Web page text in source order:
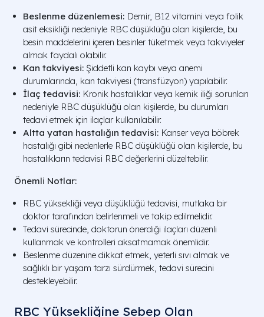
Beslenme düzenlemesi: Demir, B12 vitamini veya folik
asit eksikliği nedeniyle RBC düşüklüğü olan kişilerde, bu
besin maddelerini içeren besinler tüketmek veya takviyeler
almak faydalı olabilir.
Kan takviyesi: Şiddetli kan kaybı veya anemi
durumlarında, kan takviyesi (transfüzyon) yapılabilir.
İlaç tedavisi: Kronik hastalıklar veya kemik iliği sorunları
nedeniyle RBC düşüklüğü olan kişilerde, bu durumları
tedavi etmek için ilaçlar kullanılabilir.
Altta yatan hastalığın tedavisi: Kanser veya böbrek
hastalığı gibi nedenlerle RBC düşüklüğü olan kişilerde, bu
hastalıkların tedavisi RBC değerlerini düzeltebilir.
Önemli Notlar:
RBC yüksekliği veya düşüklüğü tedavisi, mutlaka bir
doktor tarafından belirlenmeli ve takip edilmelidir.
Tedavi sürecinde, doktorun önerdiği ilaçları düzenli
kullanmak ve kontrolleri aksatmamak önemlidir.
Beslenme düzenine dikkat etmek, yeterli sıvı almak ve
sağlıklı bir yaşam tarzı sürdürmek, tedavi sürecini
destekleyebilir.
RBC Yüksekliğine Sebep Olan